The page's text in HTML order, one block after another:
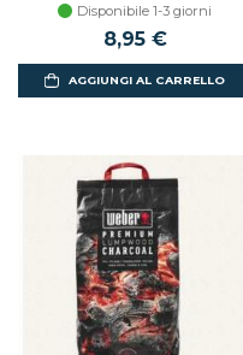
Disponibile 1-3 giorni
8,95 €
AGGIUNGI AL CARRELLO